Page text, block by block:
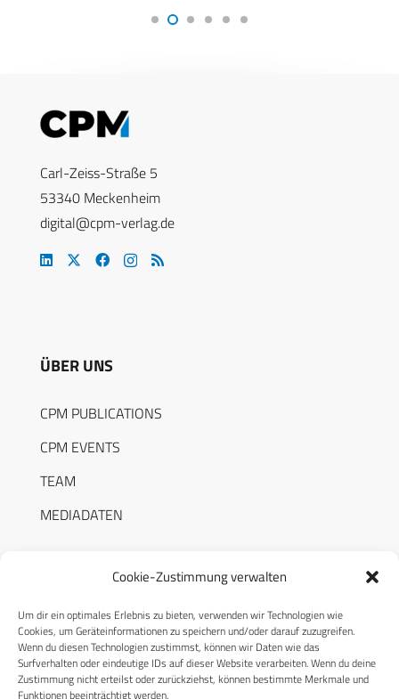
Cookie-Zustimmung verwalten
Um dir ein optimales Erlebnis zu bieten, verwenden wir Technologien wie
Cookies, um Geräteinformationen zu speichern und/oder darauf zuzugreifen.
Wenn du diesen Technologien zustimmst, können wir Daten wie das
Surfverhalten oder eindeutige IDs auf dieser Website verarbeiten. Wenn du deine
Zustimmung nicht erteilst oder zurückziehst, können bestimmte Merkmale und
Funktionen beeinträchtigt werden.
Carl-Zeiss-Straße 5
53340 Meckenheim
digital@cpm-verlag.de
ÜBER UNS
CPM PUBLICATIONS
CPM EVENTS
TEAM
MEDIADATEN
RECHTLICHES
Datenschutzerklärung